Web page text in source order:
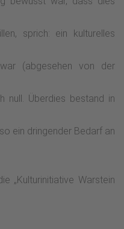
sprich: ein kulturelles
(abgesehen von der
null. Überdies bestand in
ein dringender Bedarf an
„Kulturinitiative Warstein